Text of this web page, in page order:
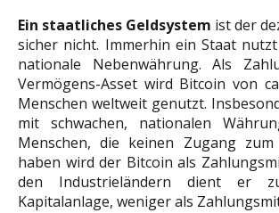
Ein staatliches Geldsystem ist der
sicher nicht. Immerhin ein Staat
nationale Nebenwährung. Als
Vermögens-Asset wird Bitcoin von
Menschen weltweit genutzt.
mit schwachen, nationalen
Menschen, die keinen Zugang zum
haben wird der Bitcoin als
den Industrieländern dient er
Kapitalanlage, weniger als